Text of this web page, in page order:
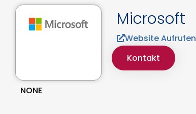
NONE
Microsoft
Website Aufrufen
Kontakt